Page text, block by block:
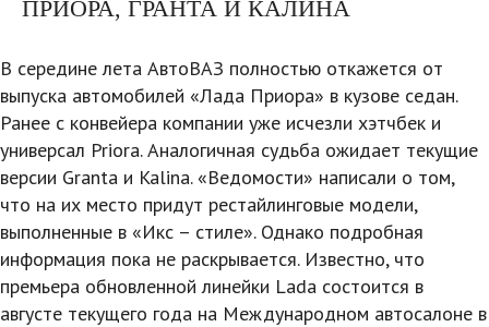
ПРИОРА, ГРАНТА И КАЛИНА
В середине лета АвтоВАЗ полностью откажется от
выпуска автомобилей «Лада Приора» в кузове седан.
Ранее с конвейера компании уже исчезли хэтчбек и
универсал Priora. Аналогичная судьба ожидает текущие
версии Granta и Kalina. «Ведомости» написали о том,
что на их место придут рестайлинговые модели,
выполненные в «Икс – стиле». Однако подробная
информация пока не раскрывается. Известно, что
премьера обновленной линейки Lada состоится в
августе текущего года на Международном автосалоне в